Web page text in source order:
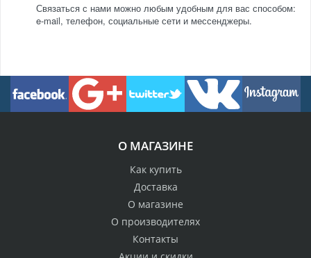
Связаться с нами можно любым удобным для вас способом:
e-mail, телефон, социальные сети и мессенджеры.
О МАГАЗИНЕ
Как купить
Доставка
О магазине
О производителях
Контакты